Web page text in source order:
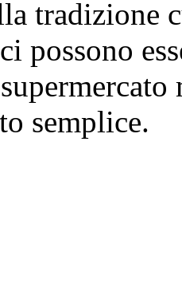
tradizione
possono
semplice.